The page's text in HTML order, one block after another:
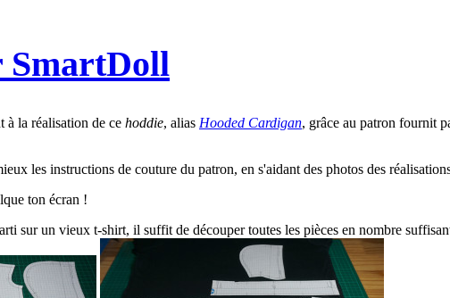
SmartDoll
à la réalisation de ce hoddie, alias Hooded Cardigan, grâce au patron fournit
les instructions de couture du patron, en s'aidant des photos des
ton écran !
sur un vieux t-shirt, il suffit de découper toutes les pièces en nombre